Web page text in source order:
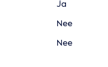
Ja
Nee
Nee